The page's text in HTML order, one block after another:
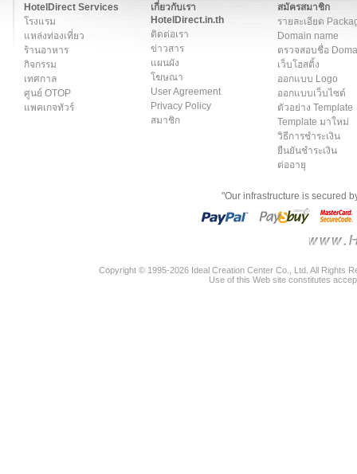
HotelDirect Services
โรงแรม
แหล่งท่องเที่ยว
ร้านอาหาร
กิจกรรม
เทศกาล
ศูนย์ OTOP
แพคเกจทัวร์
เกี่ยวกับเรา
HotelDirect.in.th
ติดต่อเรา
ข่าวสาร
แผนผัง
โฆษณา
User Agreement
Privacy Policy
สมาชิก
สมัครสมาชิก
รายละเอียด
Domain name
ตรวจสอบชื่อ
เว็บโฮสติ้ง
ออกแบบ Logo
ออกแบบเว็บไซต์
ตัวอย่าง Template
Template มาใหม่
วิธีการชำระเงิน
ยืนยันชำระเงิน
ต่ออายุ
"Our infrastructure is secured
Copyright © 1995-2026 Ideal Creation Center Co., Ltd. All Rights
Use of this Web site constitutes